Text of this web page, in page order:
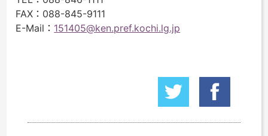
FAX ：088-845-9111
E-Mail ： 151405@ken.pref.kochi.lg.jp